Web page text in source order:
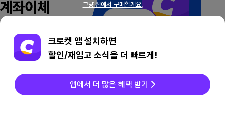
그냥 웹에서 구매할게요.
크로켓 앱 설치하면
할인/재입고 소식을 더 빠르게!
앱에서 더 많은 혜택 받기
~ 2026.08.30